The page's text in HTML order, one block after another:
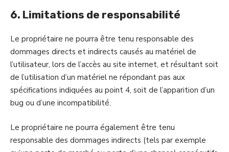
6. Limitations de responsabilité
Le propriétaire ne pourra être tenu responsable des
dommages directs et indirects causés au matériel de
l’utilisateur, lors de l’accès au site internet, et résultant soit
de l’utilisation d’un matériel ne répondant pas aux
spécifications indiquées au point 4, soit de l’apparition d’un
bug ou d’une incompatibilité.
Le propriétaire ne pourra également être tenu
responsable des dommages indirects (tels par exemple